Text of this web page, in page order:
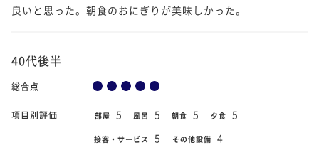
良いと思った。朝食のおにぎりが美味しかった。
40代後半
総合点
項目別評価 部屋 5 風呂 5 朝食 5 夕食 5
接客・サービス 5 その他設備 4